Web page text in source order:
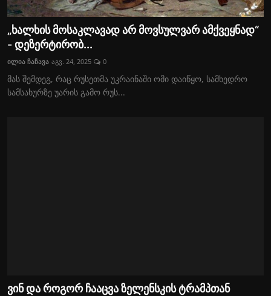
„ხალხის მოსაკლავად არ მოვსულვარ ამქვეყნად“
- დეზერტირობ...
ილია ჩაჩავა აგვ. 24, 2025 0
მას შემდეგ, რაც რუსეთმა უკრაინაში ომი დაიწყო, სამხედრო
სამსახურზე უარის გამო რუს...
ვინ და როგორ ჩააცვა ზელენსკის ტრამპთან